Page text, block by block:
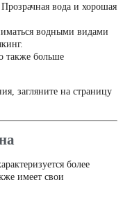
вода и хорошая
водными видами
также больше
загляните на страницу
более
имеет свои